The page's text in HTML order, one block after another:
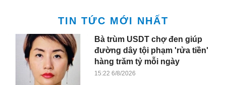
TIN TỨC MỚI NHẤT
Bà trùm USDT chợ đen giúp
đường dây tội phạm 'rửa tiền'
hàng trăm tỷ mỗi ngày
15:22 6/8/2026